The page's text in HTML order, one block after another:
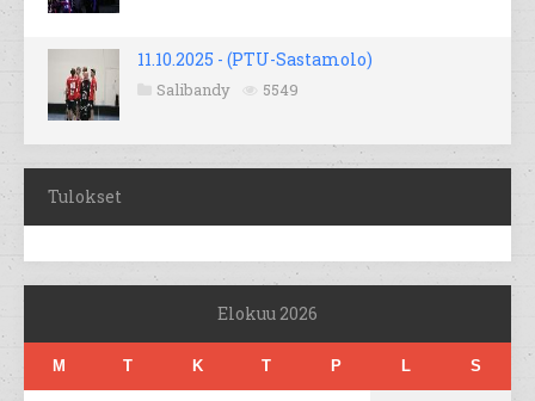
11.10.2025 - (PTU-Sastamolo)
Salibandy 5549
Tulokset
Elokuu 2026
M T K T P L S